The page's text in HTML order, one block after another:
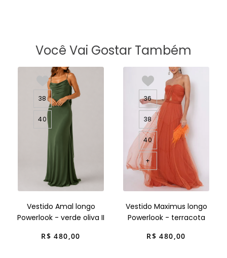
Você Vai Gostar Também
38
40
Vestido Amal longo
Powerlook - verde oliva II
R$ 480,00
36
38
40
+
Vestido Maximus longo
Powerlook - terracota
R$ 480,00